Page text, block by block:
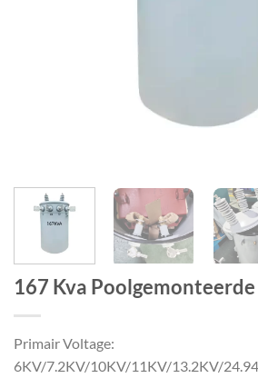
167 Kva
Primair Voltage:
6KV/7.2KV/10KV/11KV/13.2KV/